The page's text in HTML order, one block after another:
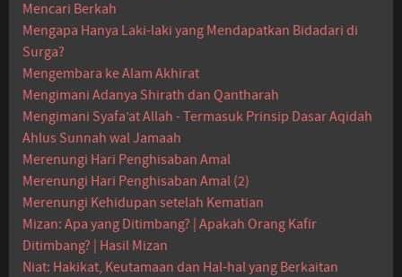
Mencari Berkah
Mengapa Hanya Laki-laki yang Mendapatkan Bidadari di
Surga?
Mengembara ke Alam Akhirat
Mengimani Adanya Shirath dan Qantharah
Mengimani Syafa’at Allah - Termasuk Prinsip Dasar Aqidah
Ahlus Sunnah wal Jamaah
Merenungi Hari Penghisaban Amal
Merenungi Hari Penghisaban Amal (2)
Merenungi Kehidupan setelah Kematian
Mizan: Apa yang Ditimbang? | Apakah Orang Kafir
Ditimbang? | Hasil Mizan
Niat: Hakikat, Keutamaan dan Hal-hal yang Berkaitan